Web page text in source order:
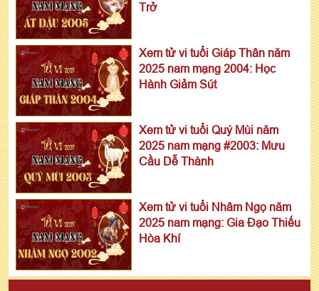
Trở
Xem tử vi tuổi Giáp Thân năm
2025 nam mạng 2004: Học
Hành Giảm Sút
Xem tử vi tuổi Quý Mùi năm
2025 nam mạng #2003: Mưu
Cầu Dễ Thành
Xem tử vi tuổi Nhâm Ngọ năm
2025 nam mạng: Gia Đạo Thiếu
Hòa Khí